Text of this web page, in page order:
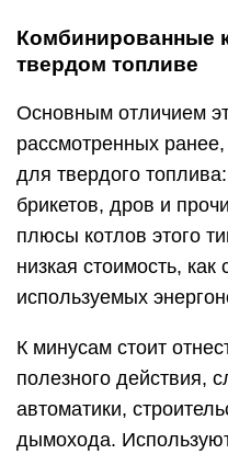
Комбинированные
твердом топливе
Основным отличием
рассмотренных
для твердого
брикетов, дров и
плюсы котлов этого
низкая стоимость, как
используемых
К минусам стоит
полезного действия,
автоматики,
дымохода.